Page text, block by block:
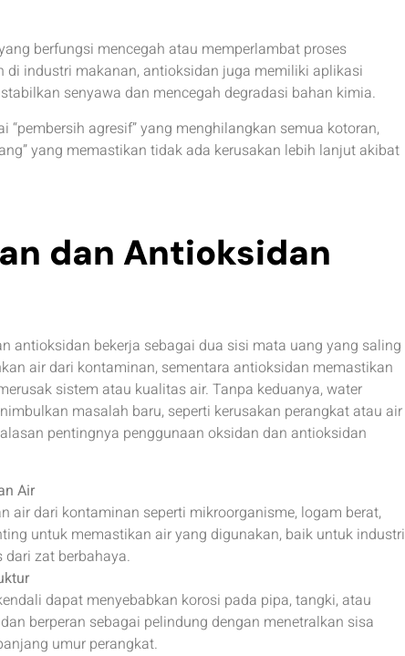
berfungsi mencegah atau memperlambat proses
industri makanan, antioksidan juga memiliki aplikasi
senyawa dan mencegah degradasi bahan kimia.
agresif” yang menghilangkan semua kotoran,
yang memastikan tidak ada kerusakan lebih lanjut akibat
dan Antioksidan
antioksidan bekerja sebagai dua sisi mata uang yang saling
air dari kontaminan, sementara antioksidan memastikan
sistem atau kualitas air. Tanpa keduanya, water
masalah baru, seperti kerusakan perangkat atau air
pentingnya penggunaan oksidan dan antioksidan
Air
air dari kontaminan seperti mikroorganisme, logam berat,
untuk memastikan air yang digunakan, baik untuk industri
zat berbahaya.
dapat menyebabkan korosi pada pipa, tangki, atau
berperan sebagai pelindung dengan menetralkan sisa
umur perangkat.